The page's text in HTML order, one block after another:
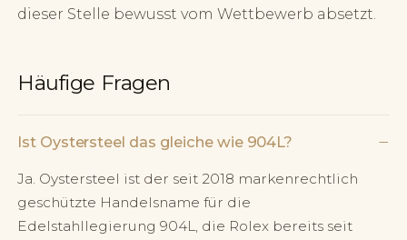
dieser Stelle bewusst vom Wettbewerb absetzt.
Häufige Fragen
Ist Oystersteel das gleiche wie 904L? −
Ja. Oystersteel ist der seit 2018 markenrechtlich
geschützte Handelsname für die
Edelstahllegierung 904L, die Rolex bereits seit